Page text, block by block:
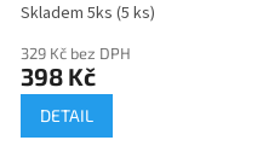
Skladem 5ks (5 ks)
329 Kč bez DPH
398 Kč
DETAIL